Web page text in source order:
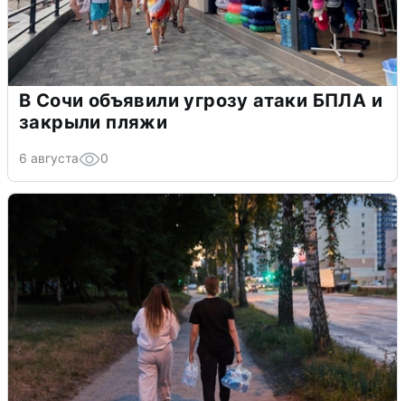
В Сочи объявили угрозу атаки БПЛА и
закрыли пляжи
6 августа 0